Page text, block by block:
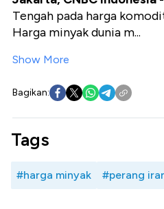
Tengah pada harga
Harga minyak dunia m...
Show More
Bagikan:
Tags
#harga minyak #perang